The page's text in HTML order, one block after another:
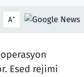
A+
Esed rejimi